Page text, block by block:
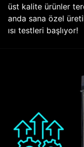
üst kalite ürünler
anda sana özel
ısı testleri başlıyor!